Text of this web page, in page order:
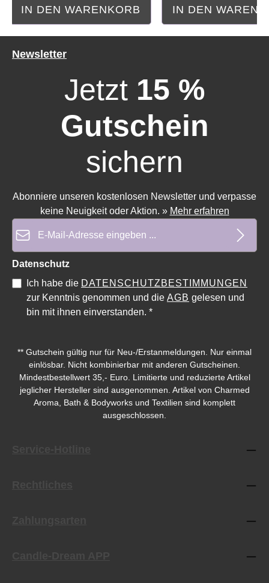
IN DEN WARENKORB IN DEN
Newsletter
Jetzt 15 %
Gutschein
sichern
Abonniere unseren kostenlosen Newsletter und verpasse
keine Neuigkeit oder Aktion. » Mehr erfahren
Datenschutz
Ich habe die DATENSCHUTZBESTIMMUNGEN
zur Kenntnis genommen und die AGB gelesen und
bin mit ihnen einverstanden. *
** Gutschein gültig nur für Neu-/Erstanmeldungen. Nur einmal
einlösbar. Nicht kombinierbar mit anderen Gutscheinen.
Mindestbestellwert 35,- Euro. Limitierte und reduzierte Artikel
jeglicher Hersteller sind ausgenommen. Artikel von Charmed
Aroma, Bath & Bodyworks und Textilien sind komplett
ausgeschlossen.